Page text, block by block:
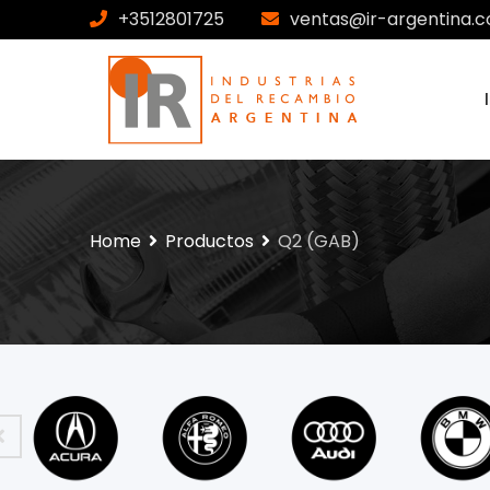
+3512801725 ventas@ir-
Home Productos Q2 (GAB)